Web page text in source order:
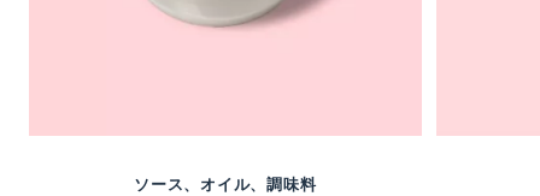
ソース、オイル、調味料